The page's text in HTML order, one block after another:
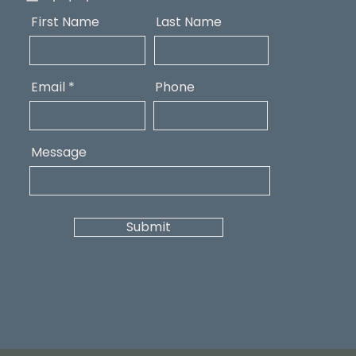
First Name Last Name
Email Phone
Message
Submit